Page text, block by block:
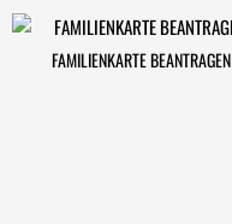
FAMILIENKARTE BEANTRAGEN